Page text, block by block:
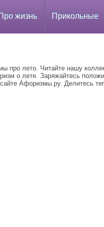
жизнь Прикольные
про лето. Читайте нашу
о лете. Заряжайтесь
Афоризмы.ру. Делитесь